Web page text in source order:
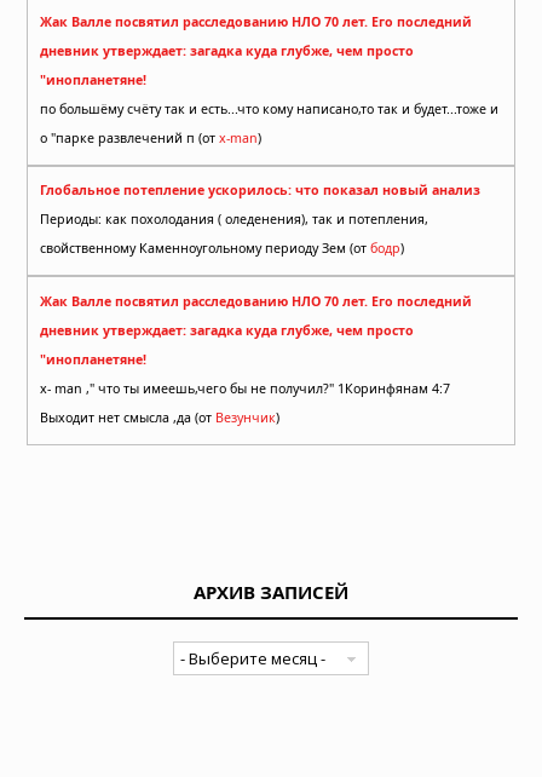
Жак Валле посвятил расследованию НЛО 70 лет. Его последний
дневник утверждает: загадка куда глубже, чем просто
"инопланетяне!
по большёму счёту так и есть...что кому написано,то так и будет...тоже и
о "парке развлечений п (от x-man)
Глобальное потепление ускорилось: что показал новый анализ
Периоды: как похолодания ( оледенения), так и потепления,
свойственному Каменноугольному периоду Зем (от бодр)
Жак Валле посвятил расследованию НЛО 70 лет. Его последний
дневник утверждает: загадка куда глубже, чем просто
"инопланетяне!
x- man ," что ты имеешь,чего бы не получил?" 1Коринфянам 4:7
Выходит нет смысла ,да (от Везунчик)
АРХИВ ЗАПИСЕЙ